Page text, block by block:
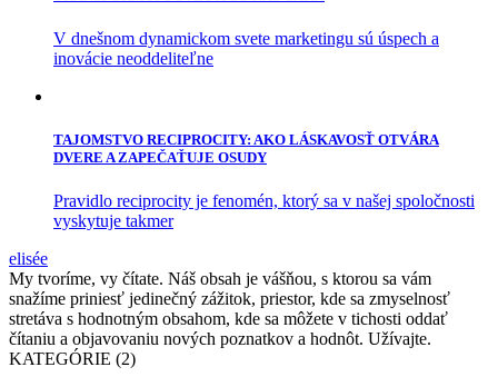
V dnešnom dynamickom svete marketingu sú úspech a
inovácie neoddeliteľne
TAJOMSTVO RECIPROCITY: AKO LÁSKAVOSŤ OTVÁRA
DVERE A ZAPEČAŤUJE OSUDY
Pravidlo reciprocity je fenomén, ktorý sa v našej spoločnosti
vyskytuje takmer
elisée
My tvoríme, vy čítate. Náš obsah je vášňou, s ktorou sa vám
snažíme priniesť jedinečný zážitok, priestor, kde sa zmyselnosť
stretáva s hodnotným obsahom, kde sa môžete v tichosti oddať
čítaniu a objavovaniu nových poznatkov a hodnôt. Užívajte.
KATEGÓRIE (2)